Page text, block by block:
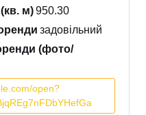
м)950.30
задовільний
(фото/
open?